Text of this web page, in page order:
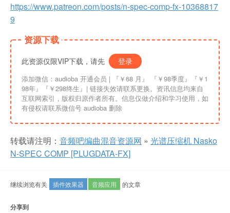
https://www.patreon.com/posts/n-spec-comp-fx-10368817
9
资源下载
此资源仅限VIP下载，请先 登录
添加微信：audioba 开通会员 | 『￥68 月』 『￥98季度』『￥1
98年』『￥298终生』| 链接失效请联系更换。资讯信息均来自
互联网索引，版权归原作者所有。信息仅做介绍和学习使用，如
有侵权请联系微信号 audioba 删除
转载请注明： 音频吧编曲混音资源网 » 光谱压缩机 Nasko
N-SPEC COMP [PLUGDATA-FX]
继续浏览有关 插件效果器 音频应用 的文章
分享到